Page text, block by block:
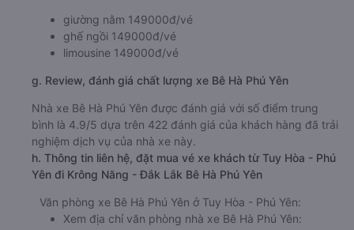
giường nằm 149000đ/vé
ghế ngồi 149000đ/vé
limousine 149000đ/vé
g. Review, đánh giá chất lượng xe Bê Hà Phú Yên
Nhà xe Bê Hà Phú Yên được đánh giá với số điểm trung
bình là 4.9/5 dựa trên 422 đánh giá của khách hàng đã trải
nghiệm dịch vụ của nhà xe này.
h. Thông tin liên hệ, đặt mua vé xe khách từ Tuy Hòa - Phú
Yên đi Krông Năng - Đắk Lắk Bê Hà Phú Yên
Văn phòng xe Bê Hà Phú Yên ở Tuy Hòa - Phú Yên:
Xem địa chỉ văn phòng nhà xe Bê Hà Phú Yên: